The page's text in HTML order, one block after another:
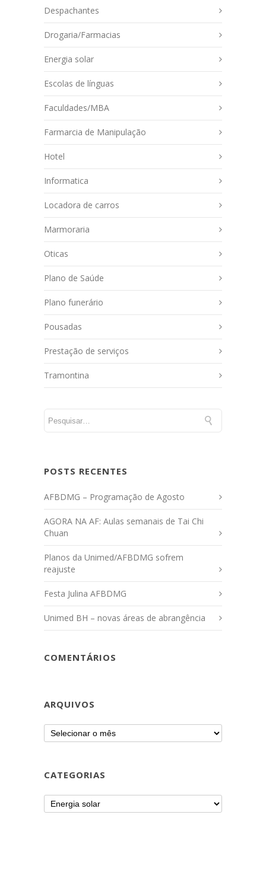
Despachantes
Drogaria/Farmacias
Energia solar
Escolas de línguas
Faculdades/MBA
Farmarcia de Manipulação
Hotel
Informatica
Locadora de carros
Marmoraria
Oticas
Plano de Saúde
Plano funerário
Pousadas
Prestação de serviços
Tramontina
POSTS RECENTES
AFBDMG – Programação de Agosto
AGORA NA AF: Aulas semanais de Tai Chi
Chuan
Planos da Unimed/AFBDMG sofrem
reajuste
Festa Julina AFBDMG
Unimed BH – novas áreas de abrangência
COMENTÁRIOS
ARQUIVOS
CATEGORIAS